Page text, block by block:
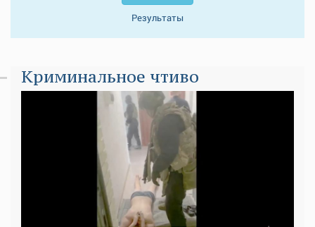
Результаты
Криминальное чтиво